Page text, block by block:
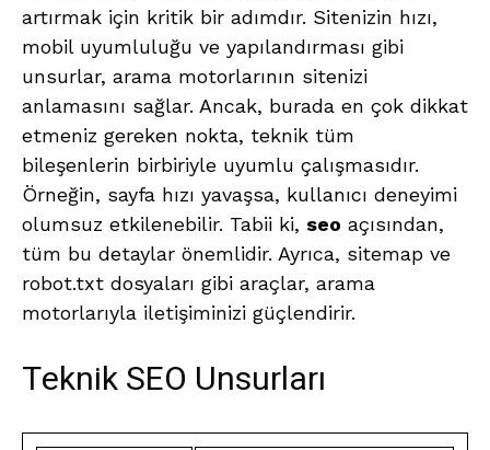
artırmak için kritik bir adımdır. Sitenizin hızı,
mobil uyumluluğu ve yapılandırması gibi
unsurlar, arama motorlarının sitenizi
anlamasını sağlar. Ancak, burada en çok dikkat
etmeniz gereken nokta, teknik tüm
bileşenlerin birbiriyle uyumlu çalışmasıdır.
Örneğin, sayfa hızı yavaşsa, kullanıcı deneyimi
olumsuz etkilenebilir. Tabii ki, seo açısından,
tüm bu detaylar önemlidir. Ayrıca, sitemap ve
robot.txt dosyaları gibi araçlar, arama
motorlarıyla iletişiminizi güçlendirir.
Teknik SEO Unsurları